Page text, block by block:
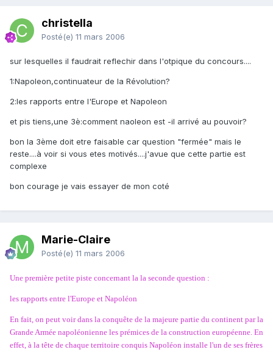
christella
Posté(e) 11 mars 2006
sur lesquelles il faudrait reflechir dans l'otpique du concours....
1:Napoleon,continuateur de la Révolution?
2:les rapports entre l'Europe et Napoleon
et pis tiens,une 3è:comment naoleon est -il arrivé au pouvoir?
bon la 3ème doit etre faisable car question "fermée" mais le
reste....à voir si vous etes motivés....j'avue que cette partie est
complexe
bon courage je vais essayer de mon coté
Marie-Claire
Posté(e) 11 mars 2006
Une première petite piste concernant la la seconde question :
les rapports entre l'Europe et Napoléon
En fait, on peut voir dans la conquête de la majeure partie du continent par la
Grande Armée napoléonienne les prémices de la construction européenne. En
effet, à la tête de chaque territoire conquis Napoléon installe l'un de ses frères